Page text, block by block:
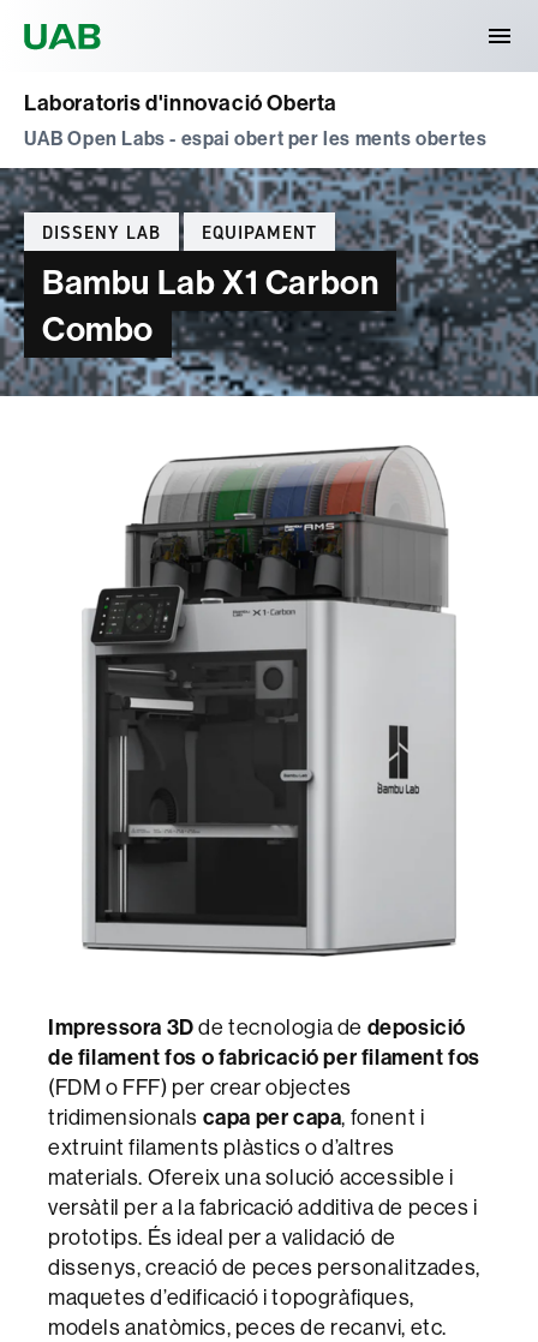
Laboratoris d'innovació Oberta
UAB Open Labs - espai obert per les ments obertes
Categories
DISSENY LAB EQUIPAMENT
Bambu Lab X1 Carbon
Combo
Impressora 3Dde tecnologia de deposició
de filament fos o fabricació per filament fos
(FDM o FFF) per crear objectes
tridimensionals capa per capa, fonent i
extruint filaments plàstics o d’altres
materials. Ofereix una solució accessible i
versàtil per a la fabricació additiva de peces i
prototips. És ideal per a validació de
dissenys, creació de peces personalitzades,
maquetes d’edificació i topogràfiques,
models anatòmics, peces de recanvi, etc.